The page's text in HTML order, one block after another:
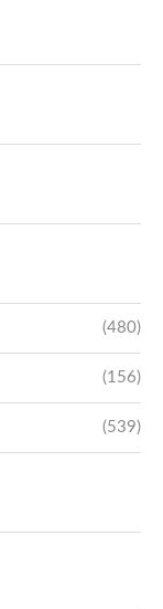
(480)
(156)
(539)